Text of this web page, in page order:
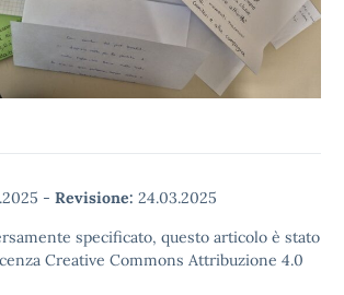
- Revisione: 24.03.2025
specificato, questo articolo è stato
Creative Commons Attribuzione 4.0